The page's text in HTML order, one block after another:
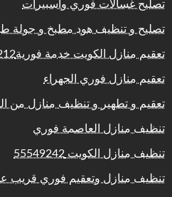
تصليح غسالات فوري واسبيرات
تصليح و تنظيف هود مطبخ و جولة
تعقيم منازل الكويت خدمة فورية65781212
تعقيم منازل فوري الجهراء
تعقيم و تطهير و تنظيف منازل من
تنظيف منازل العاصمة فوري
تنظيف منازل الكويت 55549242
تنظيف منازل وتعقيم فوري قريب